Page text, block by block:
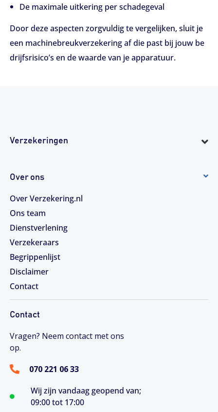
De maximale uitkering per schadegeval
Door deze aspecten zorgvuldig te vergelijken, sluit je
een machinebreukverzekering af die past bij jouw be
drijfsrisico’s en de waarde van je apparatuur.
Verzekeringen
Over ons
Over Verzekering.nl
Ons team
Dienstverlening
Verzekeraars
Begrippenlijst
Disclaimer
Contact
Contact
Vragen? Neem contact met ons
op.
070 221 06 33
Wij zijn vandaag geopend van;
09:00 tot 17:00